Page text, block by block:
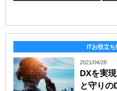
ITお役立ち
2021/04/28
DXを実
と守りの